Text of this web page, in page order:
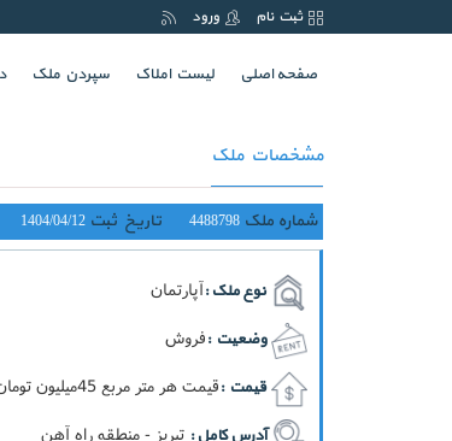
ثبت نام ورود
صفحه اصلی لیست املاک سپردن ملک
مشخصات ملک
شماره ملک 4488798 تاریخ ثبت 1404/04/12
نوع ملک :آپارتمان
وضعیت :فروش
قیمت :قيمت هر متر مربع 45ميليون تومان قيمت کل 8ميليارد تومان
آدرس کامل : تبریز - منطقه راه آهن